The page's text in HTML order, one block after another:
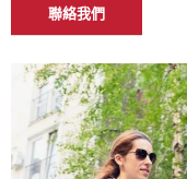
聯絡我們